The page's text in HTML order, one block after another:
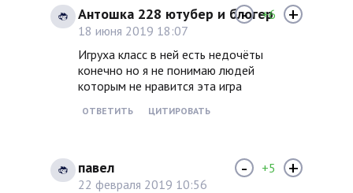
Антошка 228 ютубер и блогер
18 июня 2019 18:07
Игруха класс в ней есть недочёты
конечно но я не понимаю людей
которым не нравится эта игра
ОТВЕТИТЬ ЦИТИРОВАТЬ
- +6 +
павел
22 февраля 2019 10:56
- +5 +